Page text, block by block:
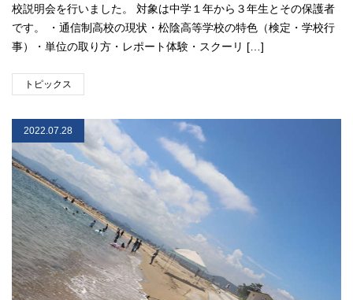
校説明会を行いました。 対象は中学１年から３年生とその保護者
です。 ・通信制高校の現状・松陰高等学校の特色（検定・学校行
事）・単位の取り方・レポート体験・スクーリ […]
トピックス
2022.07.28